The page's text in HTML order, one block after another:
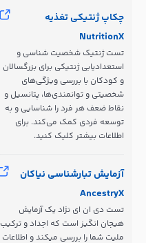
چکاپ ژنتیکی تغذیه
NutritionX
تست ژنتیک شخصیت شناسی و
استعدادیابی ژنتیکی برای بزرگسالان
و کودکان با بررسی ویژگی‌های
شخصیتی و توانمندی‌ها، پتانسیل و
نقاط ضعف هر فرد را شناسایی و به
توسعه فردی کمک می‌کند. برای
اطلاعات بیشتر کلیک کنید.
آزمایش تبارشناسی نیاکان
AncestryX
تست دی ان ای نژاد یک آزمایش
هیجان انگیز است که اجداد و ترکیب
ملیت شما را بررسی میکند و اطلاعات